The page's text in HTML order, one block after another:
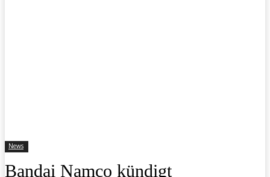
News
Bandai Namco kündigt